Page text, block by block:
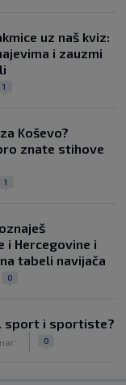
uz naš kviz:
i zauzmi
1
Koševo?
znate stihove
1
i Hercegovine i
tabeli navijača
0
sport i sportiste?
0